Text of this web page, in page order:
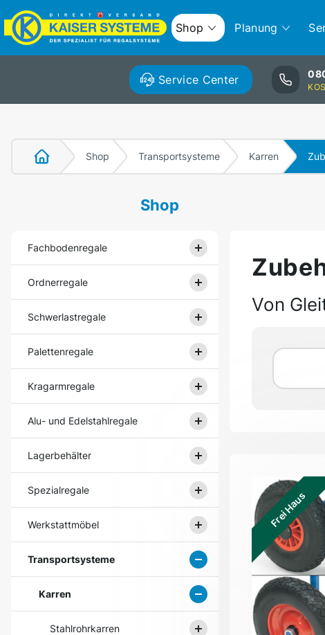
Shop Planung
Service Center
Shop Transportsysteme Karren
Shop
Fachbodenregale
Ordnerregale
Schwerlastregale
Palettenregale
Kragarmregale
Alu- und Edelstahlregale
Lagerbehälter
Spezialregale
Werkstattmöbel
Transportsysteme
Karren
Stahlrohrkarren
Von
Frei Haus